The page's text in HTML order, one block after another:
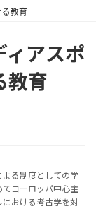
る教育
ィアスポ
教育
る制度としての学
てヨーロッパ中心主
おける考古学を対